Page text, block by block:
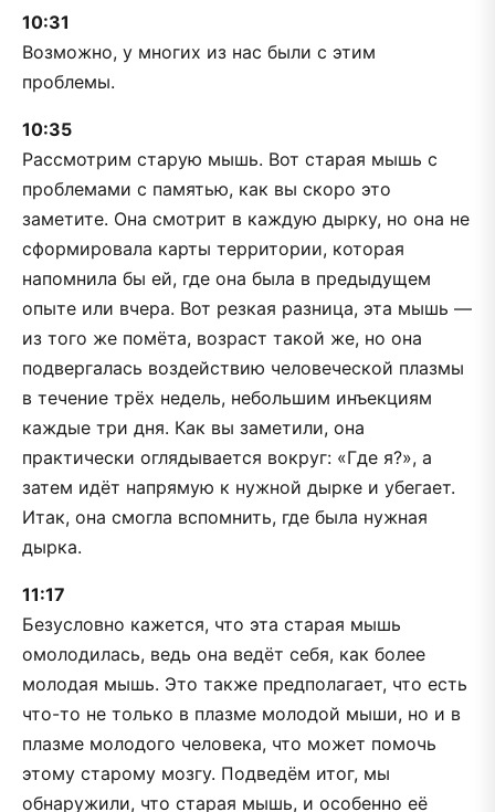
10:31
Возможно, у многих из нас были с этим
проблемы.
10:35
Рассмотрим старую мышь. Вот старая мышь с
проблемами с памятью, как вы скоро это
заметите. Она смотрит в каждую дырку, но она не
сформировала карты территории, которая
напомнила бы ей, где она была в предыдущем
опыте или вчера. Вот резкая разница, эта мышь —
из того же помёта, возраст такой же, но она
подвергалась воздействию человеческой плазмы
в течение трёх недель, небольшим инъекциям
каждые три дня. Как вы заметили, она
практически оглядывается вокруг: «Где я?», а
затем идёт напрямую к нужной дырке и убегает.
Итак, она смогла вспомнить, где была нужная
дырка.
11:17
Безусловно кажется, что эта старая мышь
омолодилась, ведь она ведёт себя, как более
молодая мышь. Это также предполагает, что есть
что-то не только в плазме молодой мыши, но и в
плазме молодого человека, что может помочь
этому старому мозгу. Подведём итог, мы
обнаружили, что старая мышь, и особенно её